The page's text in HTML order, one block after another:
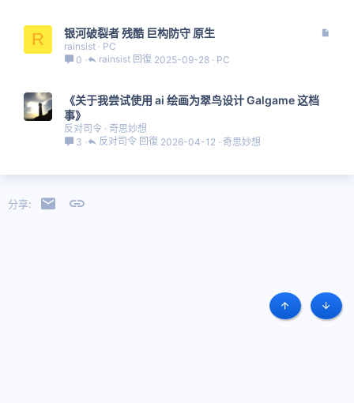
R 银河破裂者 残酷 巨构防守 原生
rainsist
PC
0
PC
2025-09-28
rainsist
《关于我尝试使用 ai 绘画为翠鸟设计 Galgame 这档
事》
反对司令 奇思妙想
3
奇思妙想
2026-04-12
反对司令
分享: 邮件 链接
顶部 底部